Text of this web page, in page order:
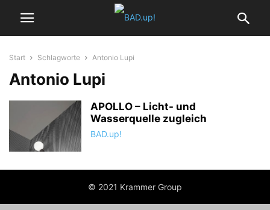
Start Schlagworte Antonio Lupi
Antonio Lupi
APOLLO – Licht- und
Wasserquelle zugleich
BAD.up!
© 2021 Krammer Group